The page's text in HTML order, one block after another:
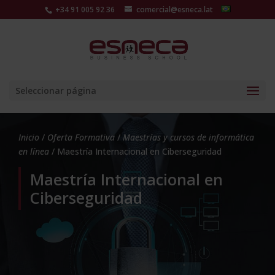
+34 91 005 92 36 comercial@esneca.lat
Seleccionar página
Inicio / Oferta Formativa / Maestrías y cursos de informática
en línea / Maestría Internacional en Ciberseguridad
Maestría Internacional en
Ciberseguridad